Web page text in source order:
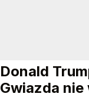
Donald
Gwiazda nie